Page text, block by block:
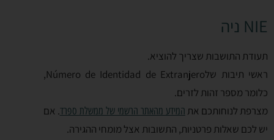
NIE ניה
תעודת התושבות שצריך להוציא.
ראשי תיבות שלNúmero de Identidad de Extranjero,
כלומר מספר זהות לזרים.
מצרפת לנוחותכם את המידע מהאתר הרשמי של ממשלת ספרד. אם
יש לכם שאלות פרטניות, התשובות אצל מומחי ההגירה.